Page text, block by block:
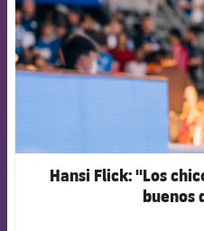
Hansi Flick: "Los
buenos